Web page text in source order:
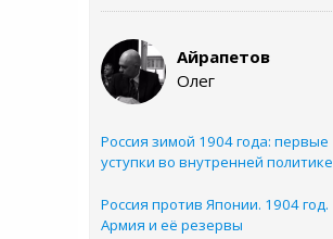
Айрапетов
Олег
Россия зимой 1904 года: первые
уступки во внутренней политике
Россия против Японии. 1904 год.
Армия и её резервы